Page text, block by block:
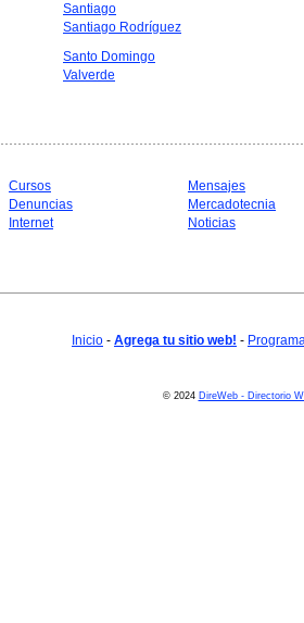
Santiago
Santiago Rodríguez
Santo Domingo
Valverde
Cursos
Denuncias
Internet
Mensajes
Mercadotecnia
Noticias
Inicio - Agrega tu sitio web! -
© 2024 DireWeb - Directorio